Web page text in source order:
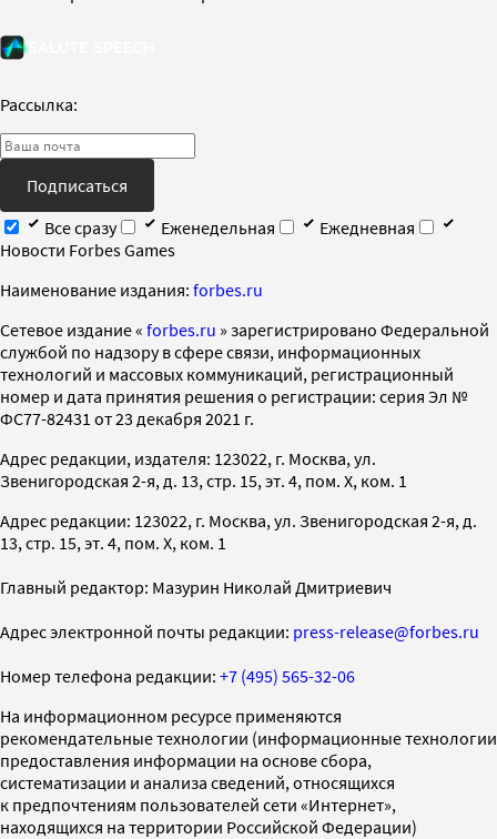
Рассылка:
Подписаться
Все сразу
Еженедельная
Ежедневная
Новости Forbes Games
Наименование издания: forbes.ru
Cетевое издание « forbes.ru » зарегистрировано Федеральной
службой по надзору в сфере связи, информационных
технологий и массовых коммуникаций, регистрационный
номер и дата принятия решения о регистрации: серия Эл №
ФС77-82431 от 23 декабря 2021 г.
Адрес редакции, издателя: 123022, г. Москва, ул.
Звенигородская 2-я, д. 13, стр. 15, эт. 4, пом. X, ком. 1
Адрес редакции: 123022, г. Москва, ул. Звенигородская 2-я, д.
13, стр. 15, эт. 4, пом. X, ком. 1
Главный редактор: Мазурин Николай Дмитриевич
Адрес электронной почты редакции: press-release@forbes.ru
Номер телефона редакции: +7 (495) 565-32-06
На информационном ресурсе применяются
рекомендательные технологии (информационные технологии
предоставления информации на основе сбора,
систематизации и анализа сведений, относящихся
к предпочтениям пользователей сети «Интернет»,
находящихся на территории Российской Федерации)